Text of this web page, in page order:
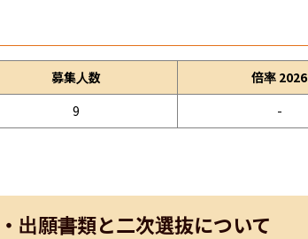
募集人数 倍率 2026
9 -
出願書類と二次選抜について